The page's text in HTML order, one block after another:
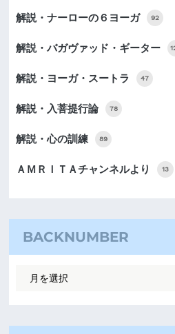
解説・ナーローの６ヨーガ 92
解説・バガヴァッド・ギーター
解説・ヨーガ・スートラ 47
解説・入菩提行論 78
解説・心の訓練 89
ＡＭＲＩＴＡチャンネルより 13
BACKNUMBER